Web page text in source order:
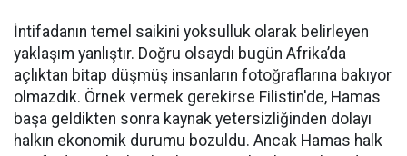
İntifadanın temel saikini yoksulluk olarak belirleyen
yaklaşım yanlıştır. Doğru olsaydı bugün Afrika’da
açlıktan bitap düşmüş insanların fotoğraflarına bakıyor
olmazdık. Örnek vermek gerekirse Filistin'de, Hamas
başa geldikten sonra kaynak yetersizliğinden dolayı
halkın ekonomik durumu bozuldu. Ancak Hamas halk